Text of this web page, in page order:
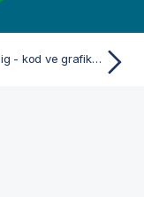
ZTestw_sig - kod ve grafik fonksiyonu